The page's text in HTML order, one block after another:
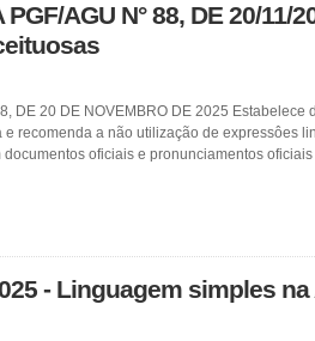
PGF/AGU N° 88, DE 20/11/
DE 20 DE NOVEMBRO DE 2025
recomenda a não utilização de expressôes
oficiais e pronunciamentos
- Linguagem simples